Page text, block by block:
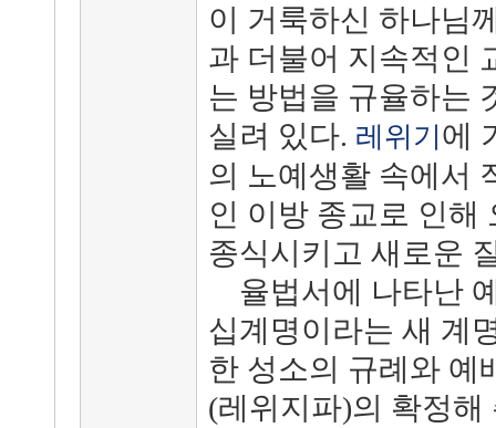
이 거룩하신 하나님
과 더불어 지속적인
는 방법을 규율하는
실려 있다. 레위기 에
의 노예생활 속에서
인 이방 종교로 인해
종식시키고 새로운
율법서에 나타난
십계명이라는 새 계
한 성소의 규례와 예
(레위지파)의 확정